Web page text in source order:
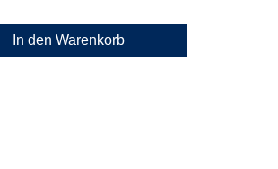
In den Warenkorb